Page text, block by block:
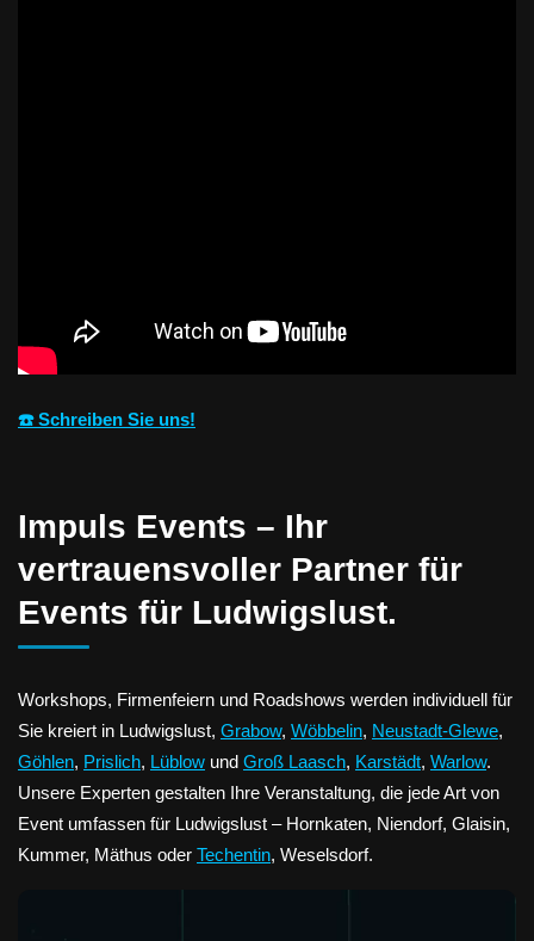
☎️ Schreiben Sie uns!
Impuls Events – Ihr
vertrauensvoller Partner für
Events für Ludwigslust.
Workshops, Firmenfeiern und Roadshows werden individuell für
Sie kreiert in Ludwigslust, Grabow, Wöbbelin, Neustadt-Glewe,
Göhlen, Prislich, Lüblow und Groß Laasch, Karstädt, Warlow.
Unsere Experten gestalten Ihre Veranstaltung, die jede Art von
Event umfassen für Ludwigslust – Hornkaten, Niendorf, Glaisin,
Kummer, Mäthus oder Techentin, Weselsdorf.